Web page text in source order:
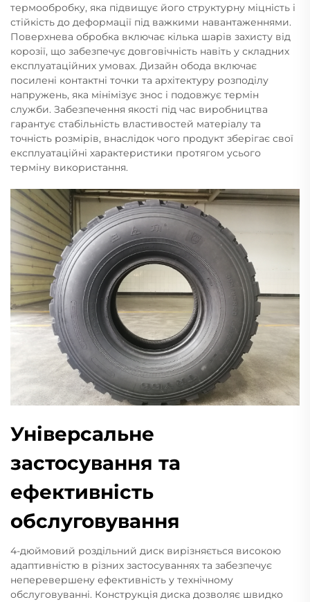
термообробку, яка підвищує його структурну міцність і
стійкість до деформації під важкими навантаженнями.
Поверхнева обробка включає кілька шарів захисту від
корозії, що забезпечує довговічність навіть у складних
експлуатаційних умовах. Дизайн обода включає
посилені контактні точки та архітектуру розподілу
напружень, яка мінімізує знос і подовжує термін
служби. Забезпечення якості під час виробництва
гарантує стабільність властивостей матеріалу та
точність розмірів, внаслідок чого продукт зберігає свої
експлуатаційні характеристики протягом усього
терміну використання.
Універсальне
застосування та
ефективність
обслуговування
4-дюймовий роздільний диск вирізняється високою
адаптивністю в різних застосуваннях та забезпечує
неперевершену ефективність у технічному
обслуговуванні. Конструкція диска дозволяє швидко